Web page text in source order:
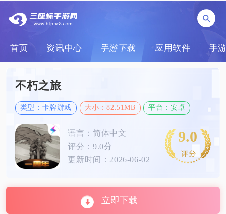
首页 资讯中心 手游下载 应用软件 手
不朽之旅
类型：卡牌游戏 大小：82.51MB 平台：安卓
语言：简体中文
评分：9.0分
更新时间：2026-06-02
9.0
立即下载